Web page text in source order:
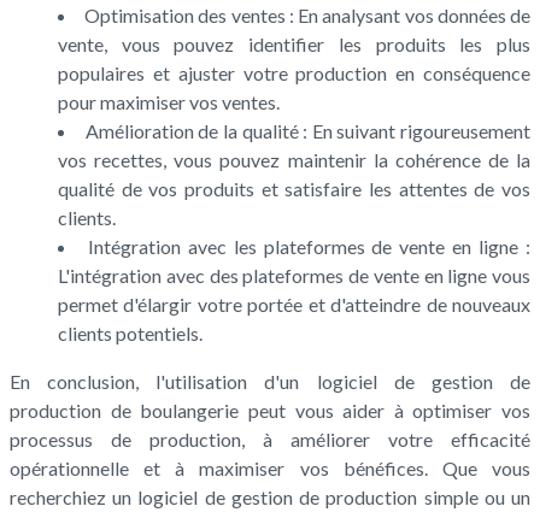
Optimisation des ventes : En analysant vos données de
vente, vous pouvez identifier les produits les plus
populaires et ajuster votre production en conséquence
pour maximiser vos ventes.
Amélioration de la qualité : En suivant rigoureusement
vos recettes, vous pouvez maintenir la cohérence de la
qualité de vos produits et satisfaire les attentes de vos
clients.
Intégration avec les plateformes de vente en ligne :
L'intégration avec des plateformes de vente en ligne vous
permet d'élargir votre portée et d'atteindre de nouveaux
clients potentiels.
En conclusion, l'utilisation d'un logiciel de gestion de
production de boulangerie peut vous aider à optimiser vos
processus de production, à améliorer votre efficacité
opérationnelle et à maximiser vos bénéfices. Que vous
recherchiez un logiciel de gestion de production simple ou un